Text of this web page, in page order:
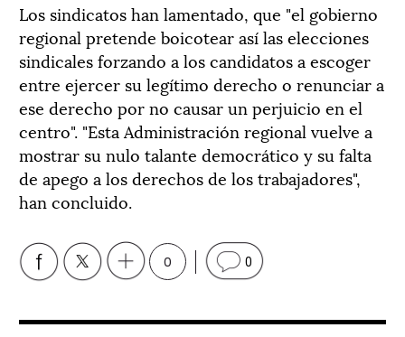
Los sindicatos han lamentado, que "el gobierno
regional pretende boicotear así las elecciones
sindicales forzando a los candidatos a escoger
entre ejercer su legítimo derecho o renunciar a
ese derecho por no causar un perjuicio en el
centro". "Esta Administración regional vuelve a
mostrar su nulo talante democrático y su falta
de apego a los derechos de los trabajadores",
han concluido.
0 0